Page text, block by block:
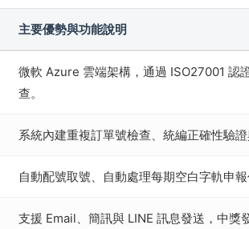
主要優勢與功能說明
微軟 Azure 雲端架構，通過 ISO27001 認
查。
系統內建重複訂單號檢查、統編正確性驗證
自動配號取號、自動處理每期空白字軌申
支援 Email、簡訊與 LINE 訊息發送，中獎